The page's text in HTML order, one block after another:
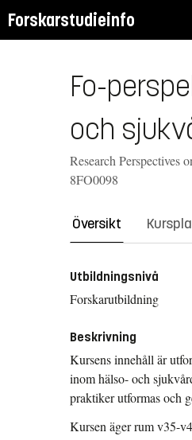
Forskarstudieinfo
Fo-
och
Research Perspectives
8FO0098
Översikt
Utbildningsnivå
Forskarutbildning
Beskrivning
Kursens innehåll är
inom hälso- och
praktiker utformas och
Kursen äger rum v35-